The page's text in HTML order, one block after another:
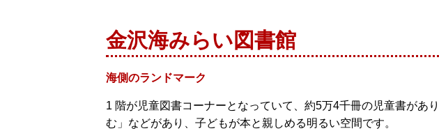
金沢海みらい図書館
海側のランドマーク
1 階が児童図書コーナーとなっていて、約5万4千冊の児童書があ
む」などがあり、子どもが本と親しめる明るい空間です。